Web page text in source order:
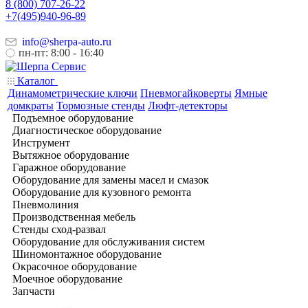
8 (800) 707-26-22
+7(495)940-96-89
info@sherpa-auto.ru
пн-пт: 8:00 - 16:40
Каталог
Динамометрические ключи Пневмогайковерты Ямные
домкраты Тормозные стенды Люфт-детекторы
Подъемное оборудование
Диагностическое оборудование
Инструмент
Вытяжное оборудование
Гаражное оборудование
Оборудование для замены масел и смазок
Оборудование для кузовного ремонта
Пневмолиния
Производственная мебель
Стенды сход-развал
Оборудование для обслуживания систем
Шиномонтажное оборудование
Окрасочное оборудование
Моечное оборудование
Запчасти